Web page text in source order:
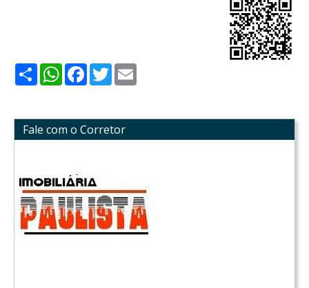
ShareWhatsApp
Facebook
Twitter
Fale com o Corretor